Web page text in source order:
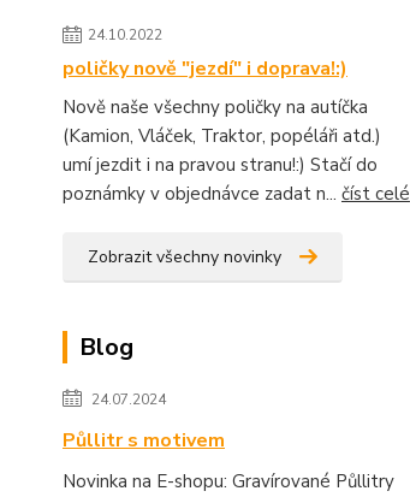
24.10.2022
poličky nově "jezdí" i doprava!:)
Nově naše všechny poličky na autíčka
(Kamion, Vláček, Traktor, popéláři atd.)
umí jezdit i na pravou stranu!:) Stačí do
poznámky v objednávce zadat n... číst celé
Zobrazit všechny novinky
Blog
24.07.2024
Půllitr s motivem
Novinka na E-shopu: Gravírované Půllitry